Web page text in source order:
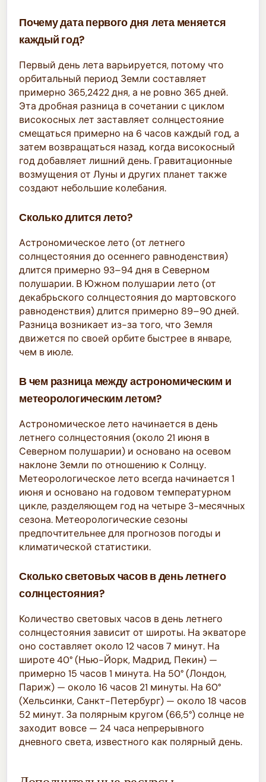
Почему дата первого дня лета меняется
каждый год?
Первый день лета варьируется, потому что
орбитальный период Земли составляет
примерно 365,2422 дня, а не ровно 365 дней.
Эта дробная разница в сочетании с циклом
високосных лет заставляет солнцестояние
смещаться примерно на 6 часов каждый год, а
затем возвращаться назад, когда високосный
год добавляет лишний день. Гравитационные
возмущения от Луны и других планет также
создают небольшие колебания.
Сколько длится лето?
Астрономическое лето (от летнего
солнцестояния до осеннего равноденствия)
длится примерно 93–94 дня в Северном
полушарии. В Южном полушарии лето (от
декабрьского солнцестояния до мартовского
равноденствия) длится примерно 89–90 дней.
Разница возникает из-за того, что Земля
движется по своей орбите быстрее в январе,
чем в июле.
В чем разница между астрономическим и
метеорологическим летом?
Астрономическое лето начинается в день
летнего солнцестояния (около 21 июня в
Северном полушарии) и основано на осевом
наклоне Земли по отношению к Солнцу.
Метеорологическое лето всегда начинается 1
июня и основано на годовом температурном
цикле, разделяющем год на четыре 3-месячных
сезона. Метеорологические сезоны
предпочтительнее для прогнозов погоды и
климатической статистики.
Сколько световых часов в день летнего
солнцестояния?
Количество световых часов в день летнего
солнцестояния зависит от широты. На экваторе
оно составляет около 12 часов 7 минут. На
широте 40° (Нью-Йорк, Мадрид, Пекин) —
примерно 15 часов 1 минута. На 50° (Лондон,
Париж) — около 16 часов 21 минуты. На 60°
(Хельсинки, Санкт-Петербург) — около 18 часов
52 минут. За полярным кругом (66,5°) солнце не
заходит вовсе — 24 часа непрерывного
дневного света, известного как полярный день.